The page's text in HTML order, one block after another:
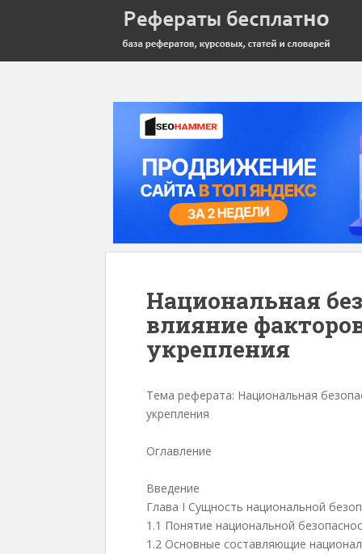
Национальная
влияние
укрепления
Тема реферата: Национальная
укрепления
Оглавление
Введение
Глава I Сущность национальной
1.1 Понятие национальной
1.2 Основные составляющие